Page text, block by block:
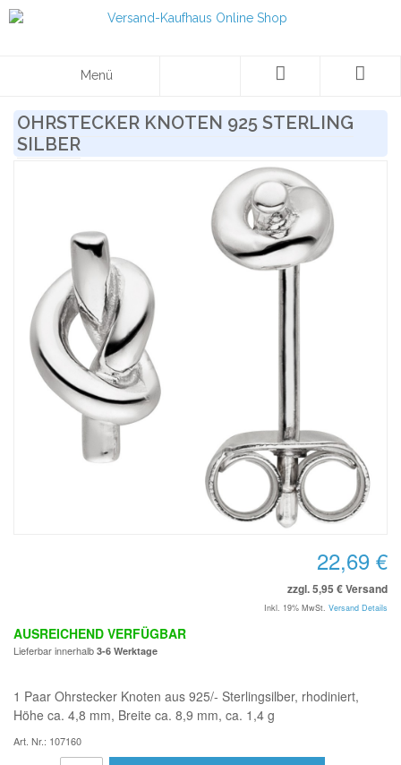
Menü
OHRSTECKER KNOTEN 925 STERLING
SILBER
22,69 €
zzgl. 5,95 € Versand
Inkl. 19% MwSt. Versand Details
AUSREICHEND VERFÜGBAR
Lieferbar innerhalb 3-6 Werktage
1 Paar Ohrstecker Knoten aus 925/- Sterlingsilber, rhodiniert,
Höhe ca. 4,8 mm, Breite ca. 8,9 mm, ca. 1,4 g
Art. Nr.: 107160